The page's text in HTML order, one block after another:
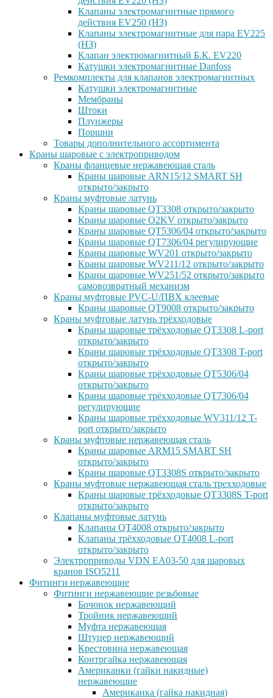
Клапаны электромагнитные прямого
действия EV250 (НЗ)
Клапаны электромагнитные для пара EV225
(НЗ)
Клапан электромагнитный Б.К. EV220
Катушки электромагнитные Danfoss
Ремкомплекты для клапанов электромагнитных
Катушки электромагнитные
Мембраны
Штоки
Плунжеры
Поршни
Товары дополнительного ассортимента
Краны шаровые с электроприводом
Краны фланцевые нержавеющая сталь
Краны шаровые ARN15/12 SMART SH
открыто/закрыто
Краны муфтовые латунь
Краны шаровые QT3308 открыто/закрыто
Краны шаровые O2KV открыто/закрыто
Краны шаровые QT5306/04 открыто/закрыто
Краны шаровые QT7306/04 регулирующие
Краны шаровые WV201 открыто/закрыто
Краны шаровые WV211/12 открыто/закрыто
Краны шаровые WV251/52 открыто/закрыто
самовозвратный механизм
Краны муфтовые PVC-U/ПВХ клеевые
Краны шаровые QT9008 открыто/закрыто
Краны муфтовые латунь трёхходовые
Краны шаровые трёхходовые QT3308 L-port
открыто/закрыто
Краны шаровые трёхходовые QT3308 T-port
открыто/закрыто
Краны шаровые трёхходовые QT5306/04
открыто/закрыто
Краны шаровые трёхходовые QT7306/04
регулирующие
Краны шаровые трёхходовые WV311/12 T-
port открыто/закрыто
Краны муфтовые нержавеющая сталь
Краны шаровые ARM15 SMART SH
открыто/закрыто
Краны шаровые QT3308S открыто/закрыто
Краны муфтовые нержавеющая сталь трехходовые
Краны шаровые трёхходовые QT3308S T-port
открыто/закрыто
Клапаны муфтовые латунь
Клапаны QT4008 открыто/закрыто
Клапаны трёхходовые QT4008 L-port
открыто/закрыто
Электроприводы VDN EA03-50 для шаровых
кранов ISO5211
Фитинги нержавеющие
Фитинги нержавеющие резьбовые
Бочонок нержавеющий
Тройник нержавеющий
Муфта нержавеющая
Штуцер нержавеющий
Крестовина нержавеющая
Контргайка нержавеющая
Американки (гайки накидные)
нержавеющие
Американка (гайка накидная)